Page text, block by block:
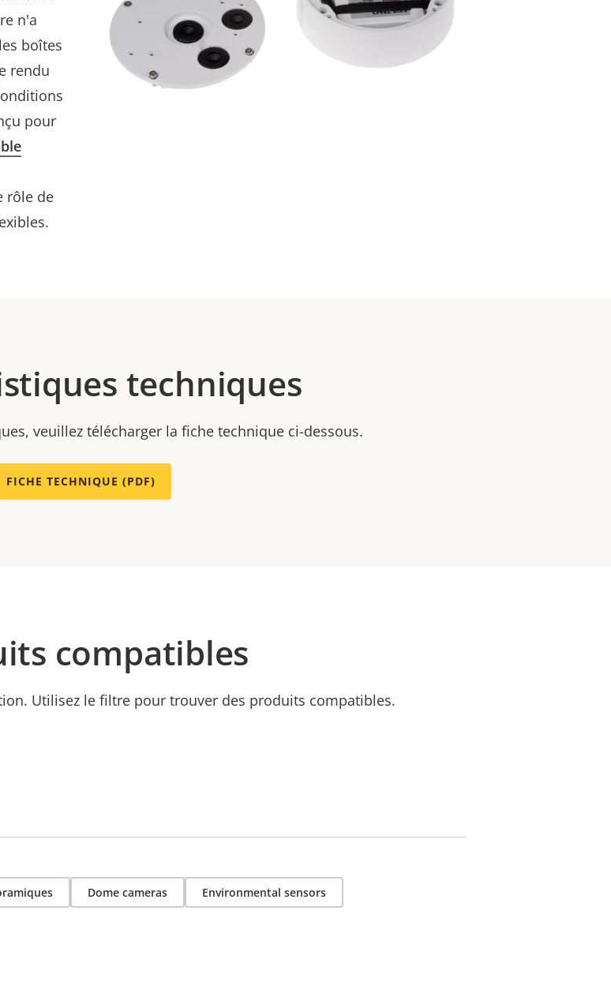
n'a
boîtes
rendu
pour
rôle de
techniques
veuillez télécharger la fiche technique ci-dessous.
FICHE TECHNIQUE (PDF)
compatibles
Utilisez le filtre pour trouver des produits compatibles.
Dome cameras Environmental sensors